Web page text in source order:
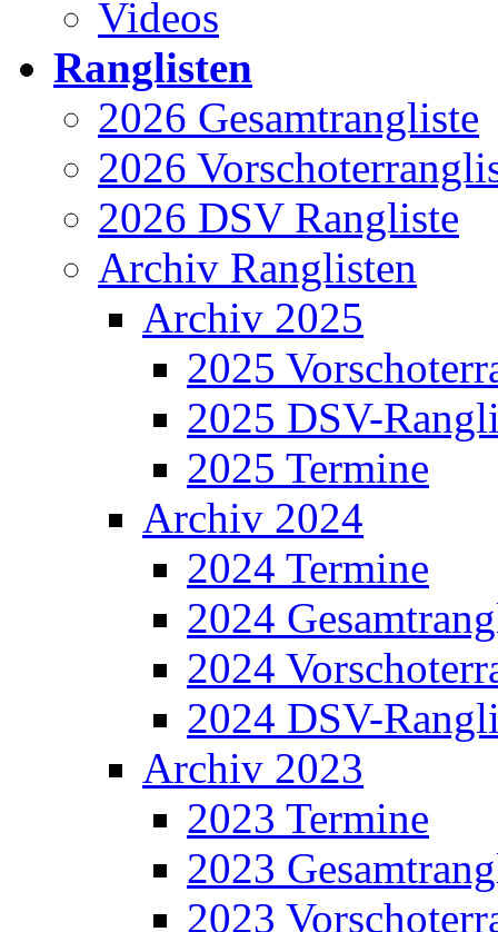
Videos
Ranglisten
2026 Gesamtrangliste
2026
2026 DSV Rangliste
Archiv Ranglisten
Archiv 2025
2025
2025 DSV-
2025 Termine
Archiv 2024
2024 Termine
2024
2024
2024 DSV-
Archiv 2023
2023 Termine
2023
2023